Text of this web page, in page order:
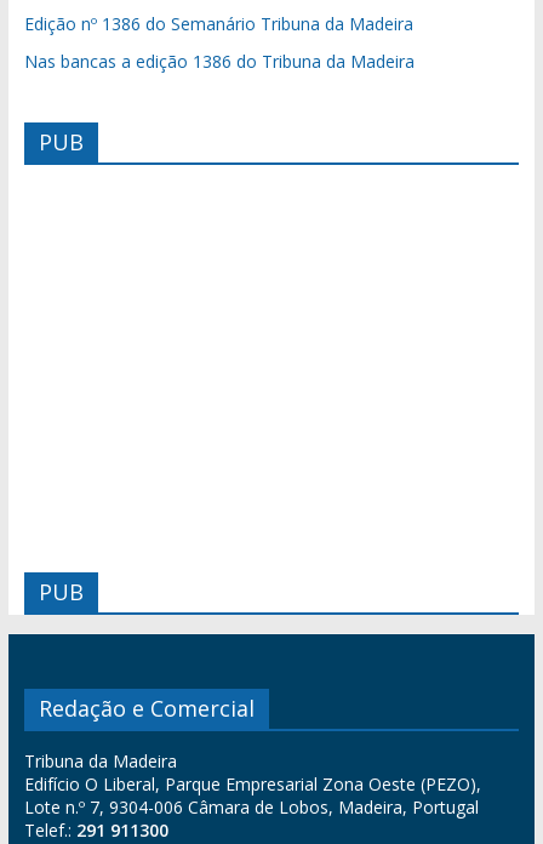
Edição nº 1386 do Semanário Tribuna da Madeira
Nas bancas a edição 1386 do Tribuna da Madeira
PUB
PUB
Redação e Comercial
Tribuna da Madeira
Edifício O Liberal, Parque Empresarial Zona Oeste (PEZO),
Lote n.º 7, 9304-006 Câmara de Lobos, Madeira, Portugal
Telef.: 291 911300